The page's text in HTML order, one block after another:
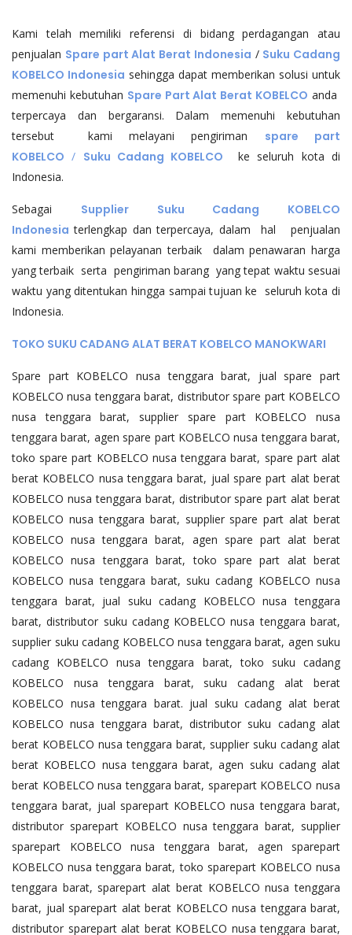
Kami telah memiliki referensi di bidang perdagangan atau
penjualan Spare part Alat Berat Indonesia / Suku Cadang
KOBELCO Indonesia sehingga dapat memberikan solusi untuk
memenuhi kebutuhan Spare Part Alat Berat KOBELCO anda
terpercaya dan bergaransi. Dalam memenuhi kebutuhan
tersebut kami melayani pengiriman spare part
KOBELCO / Suku Cadang KOBELCO
ke seluruh kota di
Indonesia.
Sebagai Supplier Suku Cadang KOBELCO
Indonesia terlengkap dan terpercaya, dalam hal penjualan
kami memberikan pelayanan terbaik dalam penawaran harga
yang terbaik serta pengiriman barang yang tepat waktu sesuai
waktu yang ditentukan hingga sampai tujuan ke seluruh kota di
Indonesia.
TOKO SUKU CADANG ALAT BERAT KOBELCO MANOKWARI
Spare part KOBELCO nusa tenggara barat, jual spare part
KOBELCO nusa tenggara barat, distributor spare part KOBELCO
nusa tenggara barat, supplier spare part KOBELCO nusa
tenggara barat, agen spare part KOBELCO nusa tenggara barat,
toko spare part KOBELCO nusa tenggara barat, spare part alat
berat KOBELCO nusa tenggara barat, jual spare part alat berat
KOBELCO nusa tenggara barat, distributor spare part alat berat
KOBELCO nusa tenggara barat, supplier spare part alat berat
KOBELCO nusa tenggara barat, agen spare part alat berat
KOBELCO nusa tenggara barat, toko spare part alat berat
KOBELCO nusa tenggara barat, suku cadang KOBELCO nusa
tenggara barat, jual suku cadang KOBELCO nusa tenggara
barat, distributor suku cadang KOBELCO nusa tenggara barat,
supplier suku cadang KOBELCO nusa tenggara barat, agen suku
cadang KOBELCO nusa tenggara barat, toko suku cadang
KOBELCO nusa tenggara barat, suku cadang alat berat
KOBELCO nusa tenggara barat. jual suku cadang alat berat
KOBELCO nusa tenggara barat, distributor suku cadang alat
berat KOBELCO nusa tenggara barat, supplier suku cadang alat
berat KOBELCO nusa tenggara barat, agen suku cadang alat
berat KOBELCO nusa tenggara barat, sparepart KOBELCO nusa
tenggara barat, jual sparepart KOBELCO nusa tenggara barat,
distributor sparepart KOBELCO nusa tenggara barat, supplier
sparepart KOBELCO nusa tenggara barat, agen sparepart
KOBELCO nusa tenggara barat, toko sparepart KOBELCO nusa
tenggara barat, sparepart alat berat KOBELCO nusa tenggara
barat, jual sparepart alat berat KOBELCO nusa tenggara barat,
distributor sparepart alat berat KOBELCO nusa tenggara barat,